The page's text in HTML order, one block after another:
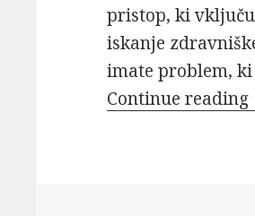
pristop, ki
iskanje
imate problem,
Continue reading